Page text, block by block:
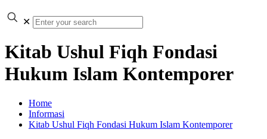
✕
Kitab Ushul Fiqh Fondasi
Hukum Islam Kontemporer
Home
Informasi
Kitab Ushul Fiqh Fondasi Hukum Islam Kontemporer